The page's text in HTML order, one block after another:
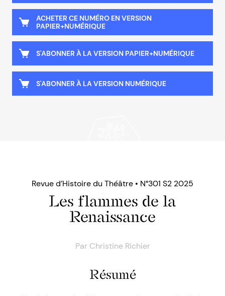
ACHETER CE NUMÉRO EN VERSION
PAPIER+NUMÉRIQUE
S'ABONNER À LA VERSION PAPIER+NUMÉRIQUE
S'ABONNER À LA VERSION NUMÉRIQUE
Revue d’Histoire du Théâtre • N°301 S2 2025
Les flammes de la
Renaissance
Par Christine Richier
Résumé